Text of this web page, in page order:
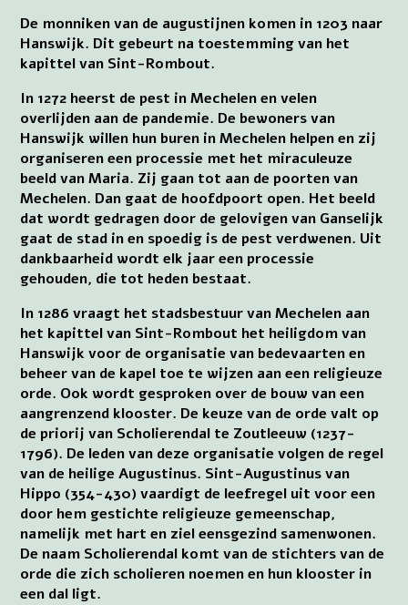
De monniken van de augustijnen komen in 1203 naar
Hanswijk. Dit gebeurt na toestemming van het
kapittel van Sint-Rombout.
In 1272 heerst de pest in Mechelen en velen
overlijden aan de pandemie. De bewoners van
Hanswijk willen hun buren in Mechelen helpen en zij
organiseren een processie met het miraculeuze
beeld van Maria. Zij gaan tot aan de poorten van
Mechelen. Dan gaat de hoofdpoort open. Het beeld
dat wordt gedragen door de gelovigen van Ganselijk
gaat de stad in en spoedig is de pest verdwenen. Uit
dankbaarheid wordt elk jaar een processie
gehouden, die tot heden bestaat.
In 1286 vraagt het stadsbestuur van Mechelen aan
het kapittel van Sint-Rombout het heiligdom van
Hanswijk voor de organisatie van bedevaarten en
beheer van de kapel toe te wijzen aan een religieuze
orde. Ook wordt gesproken over de bouw van een
aangrenzend klooster. De keuze van de orde valt op
de priorij van Scholierendal te Zoutleeuw (1237-
1796). De leden van deze organisatie volgen de regel
van de heilige Augustinus. Sint-Augustinus van
Hippo (354-430) vaardigt de leefregel uit voor een
door hem gestichte religieuze gemeenschap,
namelijk met hart en ziel eensgezind samenwonen.
De naam Scholierendal komt van de stichters van de
orde die zich scholieren noemen en hun klooster in
een dal ligt.